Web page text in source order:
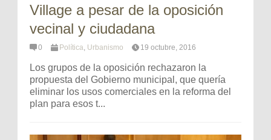
Village a pesar de la oposición
vecinal y ciudadana
0 Política, Urbanismo 19 octubre, 2016
Los grupos de la oposición rechazaron la
propuesta del Gobierno municipal, que quería
eliminar los usos comerciales en la reforma del
plan para esos t...